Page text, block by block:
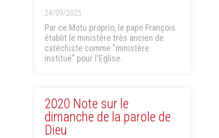
24/09/2025
Par ce Motu proprio, le pape François
établit le ministère très ancien de
catéchiste comme "ministère
institué" pour l'Eglise.
2020 Note sur le
dimanche de la parole de
Dieu